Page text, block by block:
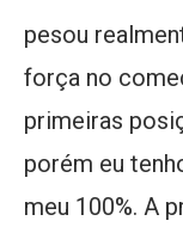
pesou
força no
primeiras
porém eu
meu 100%. A